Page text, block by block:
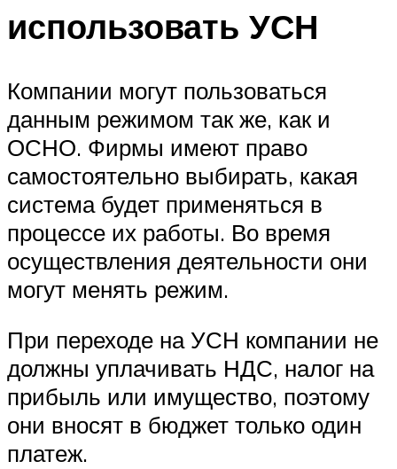
использовать УСН
Компании могут пользоваться
данным режимом так же, как и
ОСНО. Фирмы имеют право
самостоятельно выбирать, какая
система будет применяться в
процессе их работы. Во время
осуществления деятельности они
могут менять режим.
При переходе на УСН компании не
должны уплачивать НДС, налог на
прибыль или имущество, поэтому
они вносят в бюджет только один
платеж.